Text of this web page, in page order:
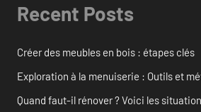
Recent Posts
Créer des meubles en bois : étapes clés
Exploration à la menuiserie : Outils et
Quand faut-il rénover ? Voici les